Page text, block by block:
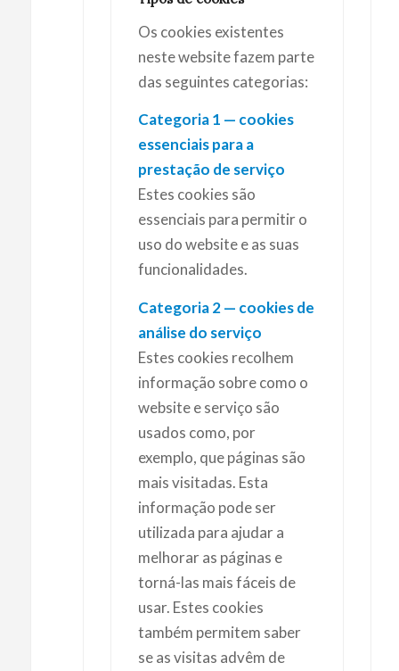
Os cookies existentes
neste website fazem parte
das seguintes categorias:
Categoria 1 — cookies
essenciais para a
prestação de serviço
Estes cookies são
essenciais para permitir o
uso do website e as suas
funcionalidades.
Categoria 2 — cookies de
análise do serviço
Estes cookies recolhem
informação sobre como o
website e serviço são
usados como, por
exemplo, que páginas são
mais visitadas. Esta
informação pode ser
utilizada para ajudar a
melhorar as páginas e
torná-las mais fáceis de
usar. Estes cookies
também permitem saber
se as visitas advêm de